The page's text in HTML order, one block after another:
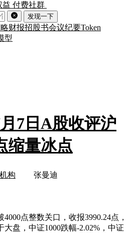
付费社群
发现一下
财报招股书会议纪要Token
型
7日A股收评沪
缩量冰点
构 张曼迪
4000点整数关口，收报3990.24点，
盘，中证1000跌幅-2.02%，中证